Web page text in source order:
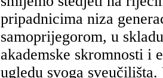
pripadnicima niza
samoprijegorom, u
akademske skromnosti i
ugledu svoga